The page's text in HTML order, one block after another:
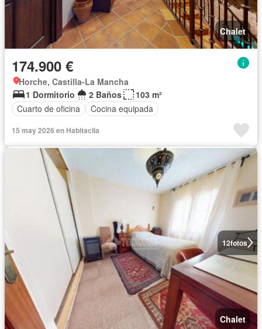
Chalet
174.900 €
Horche, Castilla-La Mancha
1 Dormitorio
2 Baños
103 m²
Cuarto de oficina
Cocina equipada
15 may 2026 en Habitaclia
12fotos
Chalet